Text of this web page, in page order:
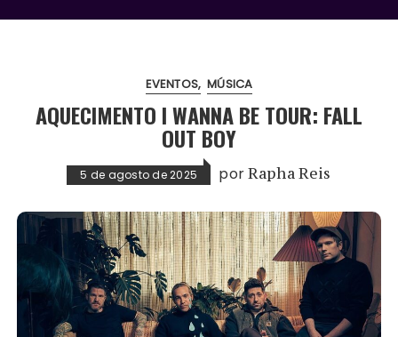
EVENTOS MÚSICA
AQUECIMENTO I WANNA BE TOUR: FALL
OUT BOY
5 de agosto de 2025 porRapha Reis